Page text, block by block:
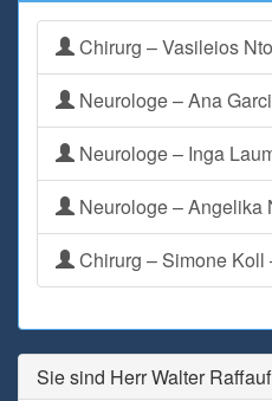
Chirurg – Vasileios
Neurologe – Ana
Neurologe – Inga
Neurologe – Angelika
Chirurg – Simone Koll
Sie sind Herr Walter